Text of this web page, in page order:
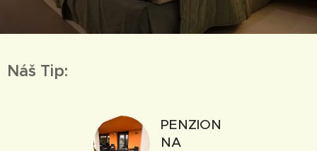
Náš Tip:
PENZION
NA